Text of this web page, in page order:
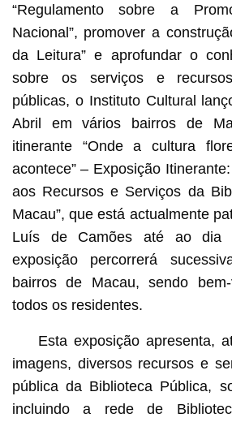
“Regulamento sobre a
Nacional”, promover a
da Leitura” e aprofundar o
sobre os serviços e
públicas, o Instituto Cultural
Abril em vários bairros de
itinerante “Onde a cultura
acontece” – Exposição
aos Recursos e Serviços da
Macau”, que está actualmente
Luís de Camões até ao dia
exposição percorrerá
bairros de Macau, sendo
todos os residentes.
Esta exposição apresenta,
imagens, diversos recursos e
pública da Biblioteca Pública,
incluindo a rede de